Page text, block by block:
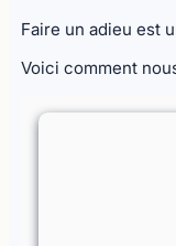
Faire un adieu est
Voici comment